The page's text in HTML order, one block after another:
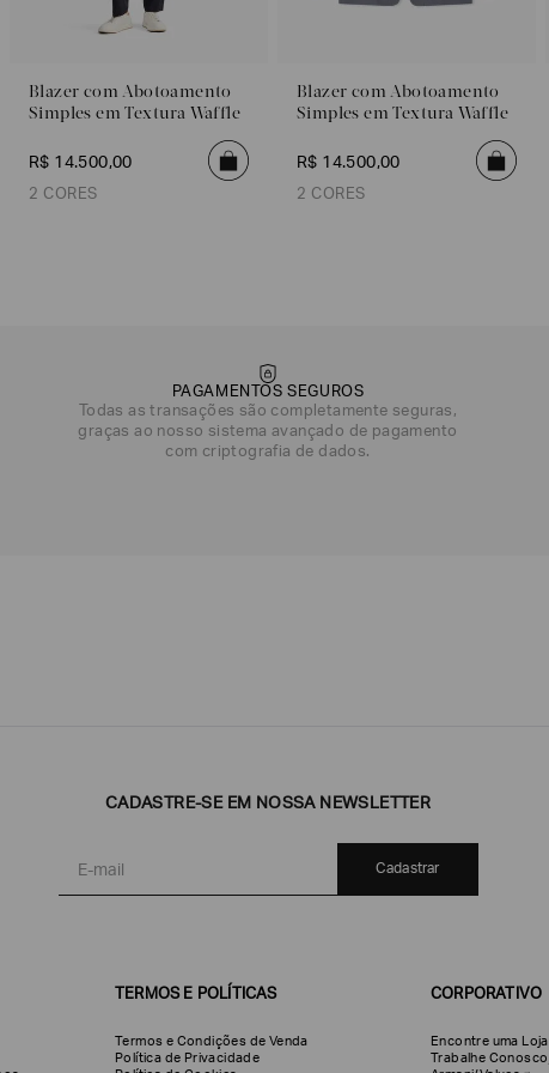
Blazer com Abotoamento
Simples em Textura Waffle
R$ 14.500,00
2 CORES
Blazer com Abotoamento
Simples em Textura Waffle
R$ 14.500,00
2 CORES
PAGAMENTOS SEGUROS
Todas as transações são completamente seguras,
graças ao nosso sistema avançado de pagamento
com criptografia de dados.
CADASTRE-SE EM NOSSA NEWSLETTER
Cadastrar
TERMOS E POLÍTICAS
Termos e Condições de Venda
Política de Privacidade
CORPORATIVO
Encontre uma Loja
Trabalhe Conosco
Exchange
Masculinos